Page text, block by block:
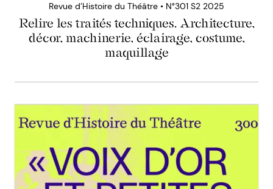
Revue d’Histoire du Théâtre • N°301 S2 2025
Relire les traités techniques. Architecture,
décor, machinerie, éclairage, costume,
maquillage